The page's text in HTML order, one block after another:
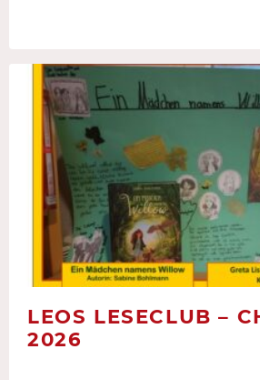
LEOS LESECLUB –
2026